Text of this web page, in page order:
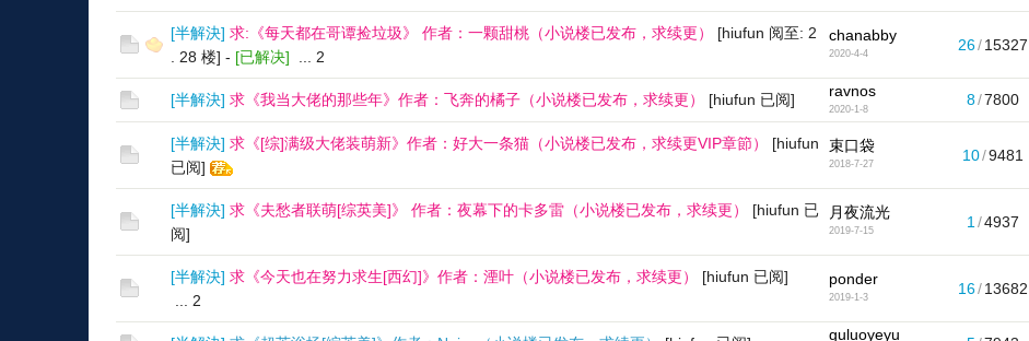
[半解決] 求:《每天都在哥谭捡垃圾》 作者：一颗甜桃（小说楼已发布，求续更）
[hiufun 阅至: 2
. 28 楼] - [已解决] 2
chanabby
2020-4-4
26/ 15327
[半解決] 求《我当大佬的那些年》作者：飞奔的橘子（小说楼已发布，求续更） [hiufun 已阅] ravnos
2020-1-8
8/7800
[半解決] 求《[综]满级大佬装萌新》作者：好大一条猫（小说楼已发布，求续更VIP章節）
[hiufun
已阅]
束口袋
2018-7-27
10/9481
[半解決] 求《夫愁者联萌[综英美]》 作者：夜幕下的卡多雷（小说楼已发布，求续更）
[hiufun 已
阅]
月夜流光
2019-7-15
1 /4937
[半解決] 求《今天也在努力求生[西幻]》作者：湮叶（小说楼已发布，求续更）
[hiufun 已阅]
2
ponder
2019-1-3
16/ 13682
guluoyeyu